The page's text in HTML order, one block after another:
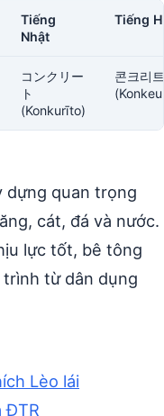
Tiếng
Nhật
Tiếng
コンクリー
ト
(Konkurīto)
콘크리트
dựng quan trọng
cát, đá và nước.
lực tốt, bê tông
từ dân dụng
Lèo lái
ĐTR